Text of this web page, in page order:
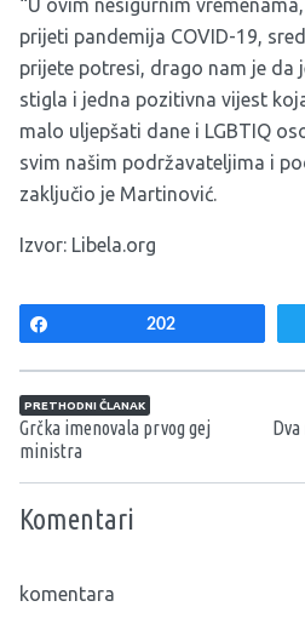
“U ovim nesigurnim
prijeti pandemija COVID-19,
prijete potresi, drago nam je da
stigla i jedna pozitivna vijest
malo uljepšati dane i LGBTIQ
svim našim podržavateljima i
zaključio je Martinović.
Izvor: Libela.org
202
Navigacija članaka
PRETHODNI ČLANAK
Grčka imenovala prvog gej
ministra
Komentari
komentara